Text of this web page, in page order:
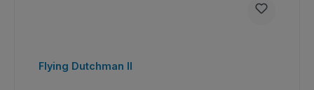
Flying Dutchman II